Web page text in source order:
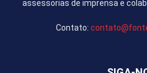
assessorias de imprensa e
Contato: